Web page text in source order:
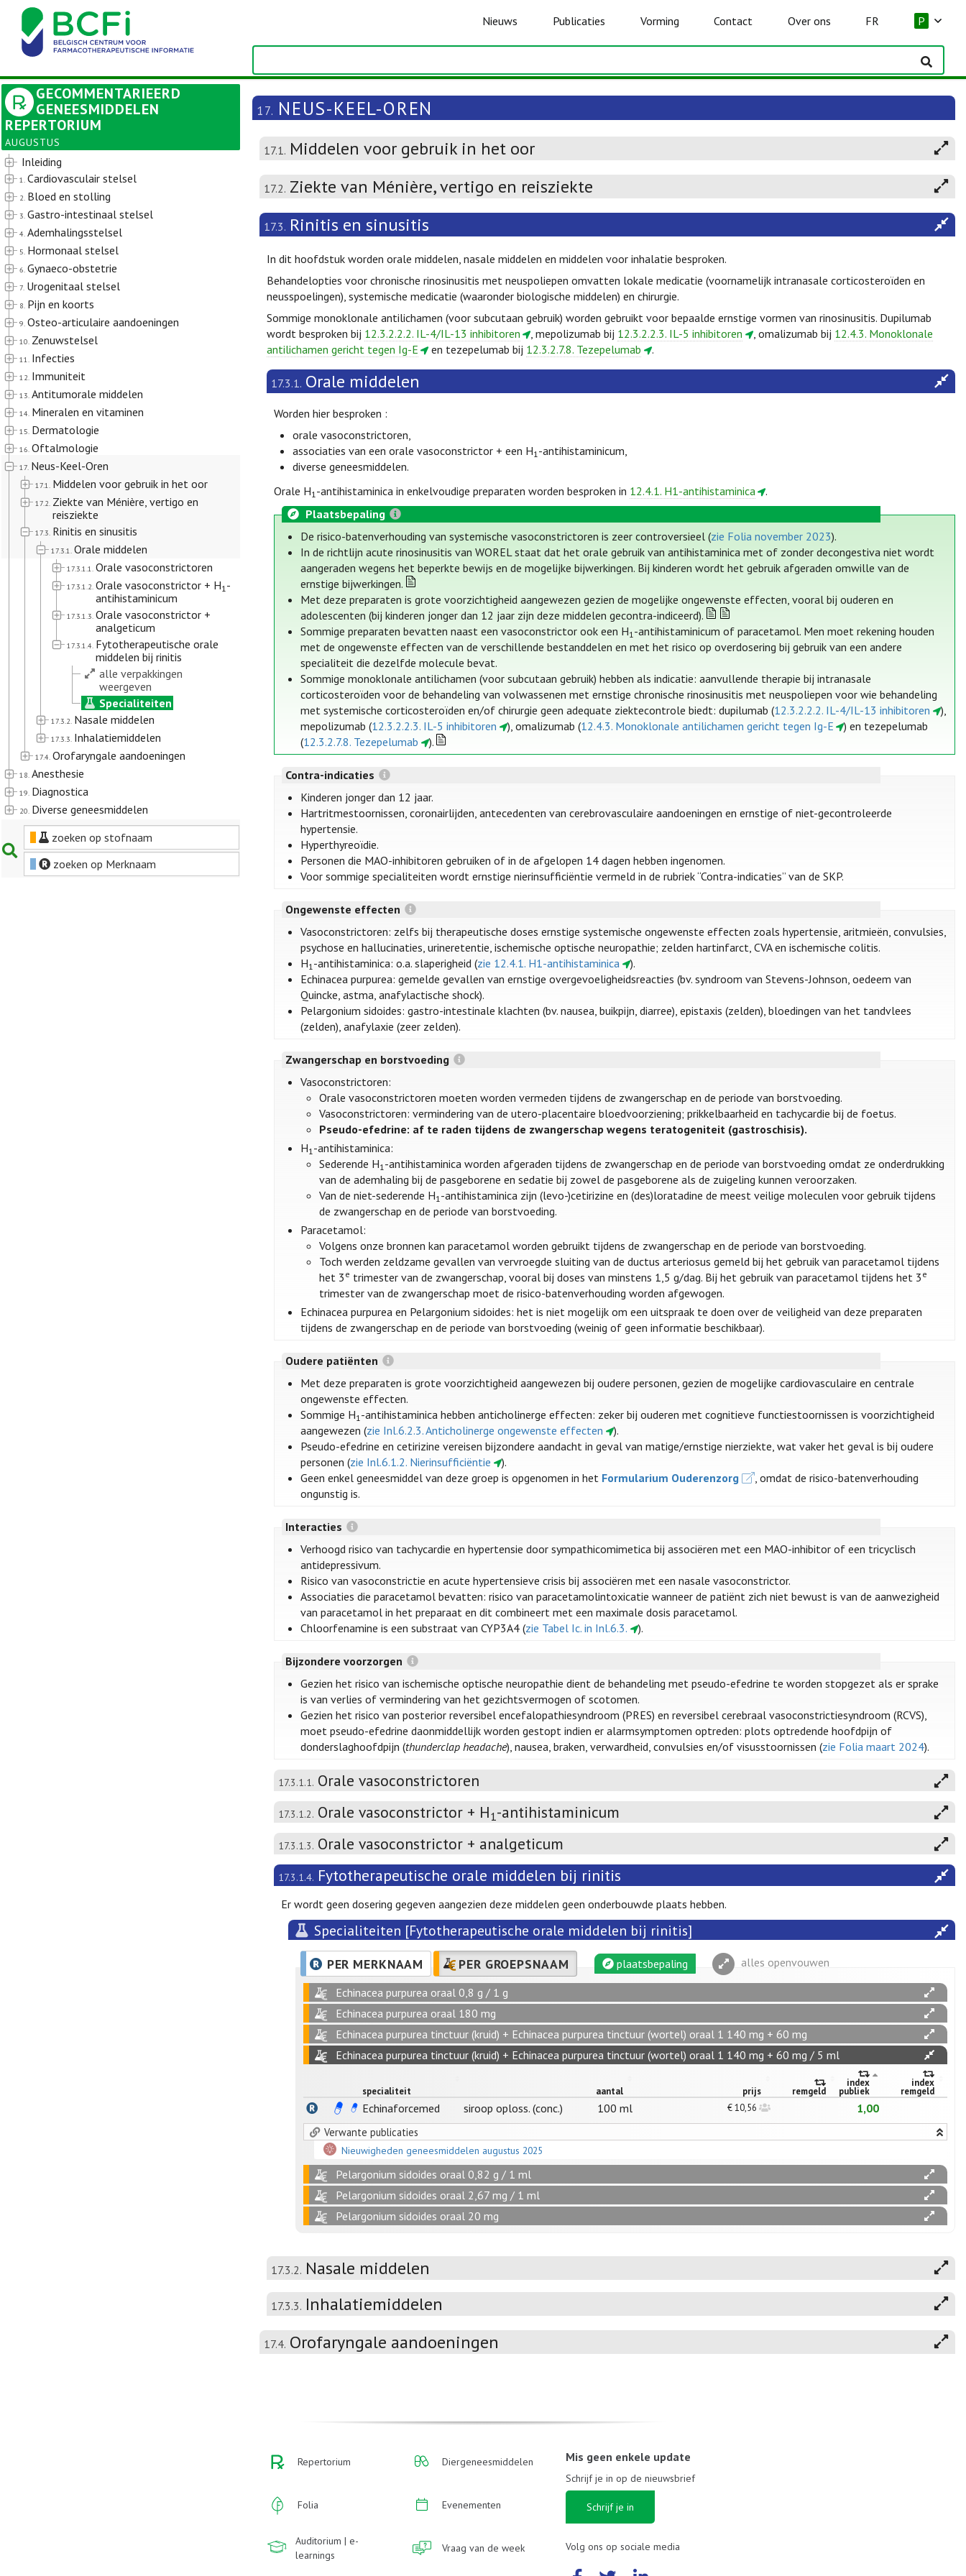
Nieuws Publicaties Vorming Contact Over ons FR P
GECOMMENTARIEERD
GENEESMIDDELEN
REPERTORIUM
AUGUSTUS
Inleiding
1. Cardiovasculair stelsel
2. Bloed en stolling
3. Gastro-intestinaal stelsel
4. Ademhalingsstelsel
5. Hormonaal stelsel
6. Gynaeco-obstetrie
7. Urogenitaal stelsel
8. Pijn en koorts
9. Osteo-articulaire aandoeningen
10. Zenuwstelsel
11. Infecties
12. Immuniteit
13. Antitumorale middelen
14. Mineralen en vitaminen
15. Dermatologie
16. Oftalmologie
17. Neus-Keel-Oren
17.1. Middelen voor gebruik in het oor
17.2. Ziekte van Ménière, vertigo en
reisziekte
17.3. Rinitis en sinusitis
17.3.1. Orale middelen
17.3.1.1. Orale vasoconstrictoren
17.3.1.2. Orale vasoconstrictor + H1-
antihistaminicum
17.3.1.3. Orale vasoconstrictor +
analgeticum
17.3.1.4. Fytotherapeutische orale
middelen bij rinitis
alle verpakkingen
weergeven
Specialiteiten
17.3.2. Nasale middelen
17.3.3. Inhalatiemiddelen
17.4. Orofaryngale aandoeningen
18. Anesthesie
19. Diagnostica
20. Diverse geneesmiddelen
zoeken op stofnaam
zoeken op Merknaam
17. NEUS-KEEL-OREN
17.1. Middelen voor gebruik in het oor
17.2. Ziekte van Ménière, vertigo en reisziekte
17.3. Rinitis en sinusitis
In dit hoofdstuk worden orale middelen, nasale middelen en middelen voor inhalatie besproken.
Behandelopties voor chronische rinosinusitis met neuspoliepen omvatten lokale medicatie (voornamelijk intranasale corticosteroïden en
neusspoelingen), systemische medicatie (waaronder biologische middelen) en chirurgie.
Sommige monoklonale antilichamen (voor subcutaan gebruik) worden gebruikt voor bepaalde ernstige vormen van rinosinusitis. Dupilumab
wordt besproken bij 12.3.2.2.2. IL-4/IL-13 inhibitoren , mepolizumab bij 12.3.2.2.3. IL-5 inhibitoren , omalizumab bij 12.4.3. Monoklonale
antilichamen gericht tegen Ig-E
en tezepelumab bij 12.3.2.7.8. Tezepelumab .
17.3.1. Orale middelen
Worden hier besproken :
orale vasoconstrictoren,
associaties van een orale vasoconstrictor + een H1-antihistaminicum,
diverse geneesmiddelen.
Orale H1-antihistaminica in enkelvoudige preparaten worden besproken in 12.4.1. H1-antihistaminica
.
Plaatsbepaling
De risico-batenverhouding van systemische vasoconstrictoren is zeer controversieel (zie Folia november 2023).
In de richtlijn acute rinosinusitis van WOREL staat dat het orale gebruik van antihistaminica met of zonder decongestiva niet wordt
aangeraden wegens het beperkte bewijs en de mogelijke bijwerkingen. Bij kinderen wordt het gebruik afgeraden omwille van de
ernstige bijwerkingen.
Met deze preparaten is grote voorzichtigheid aangewezen gezien de mogelijke ongewenste effecten, vooral bij ouderen en
adolescenten (bij kinderen jonger dan 12 jaar zijn deze middelen gecontra-indiceerd).
Sommige preparaten bevatten naast een vasoconstrictor ook een H1-antihistaminicum of paracetamol. Men moet rekening houden
met de ongewenste effecten van de verschillende bestanddelen en met het risico op overdosering bij gebruik van een andere
specialiteit die dezelfde molecule bevat.
Sommige monoklonale antilichamen (voor subcutaan gebruik) hebben als indicatie: aanvullende therapie bij intranasale
corticosteroïden voor de behandeling van volwassenen met ernstige chronische rinosinusitis met neuspoliepen voor wie behandeling
met systemische corticosteroïden en/of chirurgie geen adequate ziektecontrole biedt: dupilumab (12.3.2.2.2. IL-4/IL-13 inhibitoren
),
mepolizumab (12.3.2.2.3. IL-5 inhibitoren ), omalizumab (12.4.3. Monoklonale antilichamen gericht tegen Ig-E
) en tezepelumab
(12.3.2.7.8. Tezepelumab ).
Contra-indicaties
Kinderen jonger dan 12 jaar.
Hartritmestoornissen, coronairlijden, antecedenten van cerebrovasculaire aandoeningen en ernstige of niet-gecontroleerde
hypertensie.
Hyperthyreoïdie.
Personen die MAO-inhibitoren gebruiken of in de afgelopen 14 dagen hebben ingenomen.
Voor sommige specialiteiten wordt ernstige nierinsufficiëntie vermeld in de rubriek “Contra-indicaties” van de SKP.
Ongewenste effecten
Vasoconstrictoren: zelfs bij therapeutische doses ernstige systemische ongewenste effecten zoals hypertensie, aritmieën, convulsies,
psychose en hallucinaties, urineretentie, ischemische optische neuropathie; zelden hartinfarct, CVA en ischemische colitis.
H1-antihistaminica: o.a. slaperigheid (zie 12.4.1. H1-antihistaminica
).
Echinacea purpurea: gemelde gevallen van ernstige overgevoeligheidsreacties (bv. syndroom van Stevens-Johnson, oedeem van
Quincke, astma, anafylactische shock).
Pelargonium sidoides: gastro-intestinale klachten (bv. nausea, buikpijn, diarree), epistaxis (zelden), bloedingen van het tandvlees
(zelden), anafylaxie (zeer zelden).
Zwangerschap en borstvoeding
Vasoconstrictoren:
Orale vasoconstrictoren moeten worden vermeden tijdens de zwangerschap en de periode van borstvoeding.
Vasoconstrictoren: vermindering van de utero-placentaire bloedvoorziening; prikkelbaarheid en tachycardie bij de foetus.
Pseudo-efedrine: af te raden tijdens de zwangerschap wegens teratogeniteit (gastroschisis).
H1-antihistaminica:
Sederende H1-antihistaminica worden afgeraden tijdens de zwangerschap en de periode van borstvoeding omdat ze onderdrukking
van de ademhaling bij de pasgeborene en sedatie bij zowel de pasgeborene als de zuigeling kunnen veroorzaken.
Van de niet-sederende H1-antihistaminica zijn (levo-)cetirizine en (des)loratadine de meest veilige moleculen voor gebruik tijdens
de zwangerschap en de periode van borstvoeding.
Paracetamol:
Volgens onze bronnen kan paracetamol worden gebruikt tijdens de zwangerschap en de periode van borstvoeding.
Toch werden zeldzame gevallen van vervroegde sluiting van de ductus arteriosus gemeld bij het gebruik van paracetamol tijdens
het 3 e trimester van de zwangerschap, vooral bij doses van minstens 1,5 g/dag. Bij het gebruik van paracetamol tijdens het 3 e
trimester van de zwangerschap moet de risico-batenverhouding worden afgewogen.
Echinacea purpurea en Pelargonium sidoides: het is niet mogelijk om een uitspraak te doen over de veiligheid van deze preparaten
tijdens de zwangerschap en de periode van borstvoeding (weinig of geen informatie beschikbaar).
Oudere patiënten
Met deze preparaten is grote voorzichtigheid aangewezen bij oudere personen, gezien de mogelijke cardiovasculaire en centrale
ongewenste effecten.
Sommige H1-antihistaminica hebben anticholinerge effecten: zeker bij ouderen met cognitieve functiestoornissen is voorzichtigheid
aangewezen (zie Inl.6.2.3. Anticholinerge ongewenste effecten
).
Pseudo-efedrine en cetirizine vereisen bijzondere aandacht in geval van matige/ernstige nierziekte, wat vaker het geval is bij oudere
personen (zie Inl.6.1.2. Nierinsufficiëntie
).
Geen enkel geneesmiddel van deze groep is opgenomen in het Formularium Ouderenzorg
, omdat de risico-batenverhouding
ongunstig is.
Interacties
Verhoogd risico van tachycardie en hypertensie door sympathicomimetica bij associëren met een MAO-inhibitor of een tricyclisch
antidepressivum.
Risico van vasoconstrictie en acute hypertensieve crisis bij associëren met een nasale vasoconstrictor.
Associaties die paracetamol bevatten: risico van paracetamolintoxicatie wanneer de patiënt zich niet bewust is van de aanwezigheid
van paracetamol in het preparaat en dit combineert met een maximale dosis paracetamol.
Chloorfenamine is een substraat van CYP3A4 (zie Tabel Ic. in Inl.6.3. ).
Bijzondere voorzorgen
Gezien het risico van ischemische optische neuropathie dient de behandeling met pseudo-efedrine te worden stopgezet als er sprake
is van verlies of vermindering van het gezichtsvermogen of scotomen.
Gezien het risico van posterior reversibel encefalopathiesyndroom (PRES) en reversibel cerebraal vasoconstrictiesyndroom (RCVS),
moet pseudo-efedrine daonmiddellijk worden gestopt indien er alarmsymptomen optreden: plots optredende hoofdpijn of
donderslaghoofdpijn (thunderclap headache), nausea, braken, verwardheid, convulsies en/of visusstoornissen (zie Folia maart 2024).
17.3.1.1. Orale vasoconstrictoren
17.3.1.2. Orale vasoconstrictor + H1-antihistaminicum
17.3.1.3. Orale vasoconstrictor + analgeticum
17.3.1.4. Fytotherapeutische orale middelen bij rinitis
Er wordt geen dosering gegeven aangezien deze middelen geen onderbouwde plaats hebben.
Specialiteiten [Fytotherapeutische orale middelen bij rinitis]
PER MERKNAAM PER GROEPSNAAM plaatsbepaling alles openvouwen
Echinacea purpurea oraal 0,8 g / 1 g
Echinacea purpurea oraal 180 mg
Echinacea purpurea tinctuur (kruid) + Echinacea purpurea tinctuur (wortel) oraal 1 140 mg + 60 mg
Echinacea purpurea tinctuur (kruid) + Echinacea purpurea tinctuur (wortel) oraal 1 140 mg + 60 mg / 5 ml
specialiteit aantal prijs remgeld
index
publiek
index
remgeld
Echinaforcemed siroop oploss. (conc.) 100 ml € 10,56 1,00
Verwante publicaties
Nieuwigheden geneesmiddelen augustus 2025
Pelargonium sidoides oraal 0,82 g / 1 ml
Pelargonium sidoides oraal 2,67 mg / 1 ml
Pelargonium sidoides oraal 20 mg
17.3.2. Nasale middelen
17.3.3. Inhalatiemiddelen
17.4. Orofaryngale aandoeningen
Repertorium
Folia
Auditorium | e-
learnings
Diergeneesmiddelen
Evenementen
Vraag van de week
Mis geen enkele update
Schrijf je in op de nieuwsbrief
Schrijf je in
Volg ons op sociale media